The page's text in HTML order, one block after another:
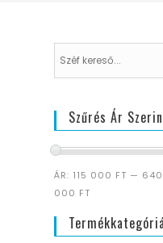
Szűrés Ár
ÁR: 115 000 FT — 640
000 FT